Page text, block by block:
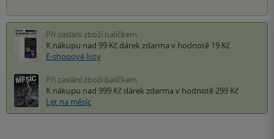
Při zaslání zboží balíčkem
K nákupu nad 99 Kč dárek zdarma v hodnotě 19 Kč
E-shopové listy
Při zaslání zboží balíčkem
K nákupu nad 999 Kč dárek zdarma v hodnotě 299 Kč
Let na měsíc